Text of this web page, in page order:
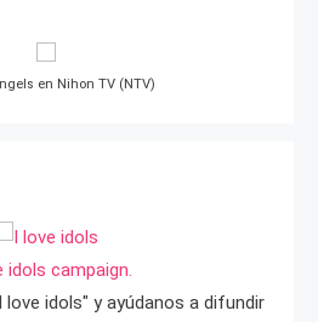
en Nihon TV (NTV)
idols campaign.
love idols" y ayúdanos a difundir